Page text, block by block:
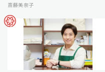
斎藤美奈子